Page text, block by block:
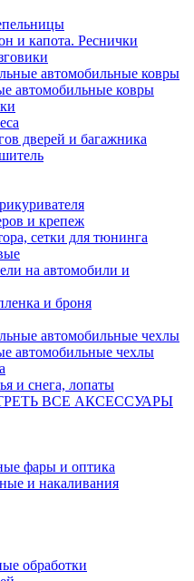
и капота. Реснички
автомобильные ковры
автомобильные ковры
дверей и багажника
и крепеж
сетки для тюнинга
на автомобили и
и броня
автомобильные чехлы
автомобильные чехлы
и снега, лопаты
ВСЕ АКСЕССУАРЫ
фары и оптика
и накаливания
обработки